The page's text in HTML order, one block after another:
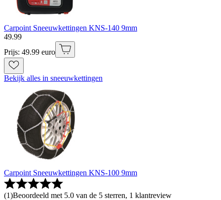
Carpoint Sneeuwkettingen KNS-140 9mm
49.99
Prijs: 49.99 euro
Bekijk alles in sneeuwkettingen
Carpoint Sneeuwkettingen KNS-100 9mm
(1)Beoordeeld met 5.0 van de 5 sterren, 1 klantreview